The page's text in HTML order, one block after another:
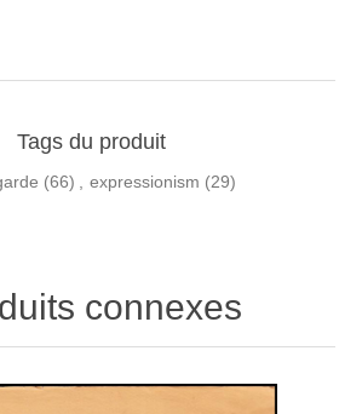
Tags du produit
(66) , expressionism (29)
connexes